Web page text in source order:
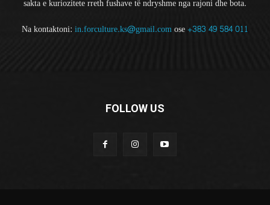
sakta e kuriozitete rreth fushave të ndryshme nga rajoni dhe bota.
Na kontaktoni: in.forculture.ks@gmail.comose+383 49 584 011
FOLLOW US